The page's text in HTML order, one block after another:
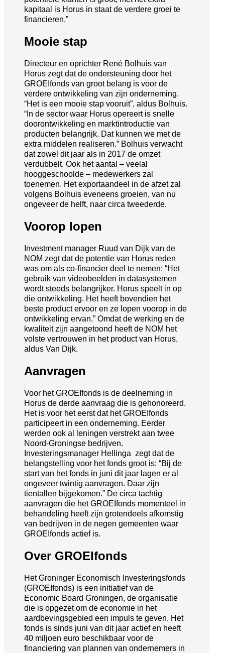
kapitaal is Horus in staat de verdere groei te
financieren.”
Mooie stap
Directeur en oprichter René Bolhuis van
Horus zegt dat de ondersteuning door het
GROEIfonds van groot belang is voor de
verdere ontwikkeling van zijn onderneming.
“Het is een mooie stap vooruit”, aldus Bolhuis.
“In de sector waar Horus opereert is snelle
doorontwikkeling en marktintroductie van
producten belangrijk. Dat kunnen we met de
extra middelen realiseren.” Bolhuis verwacht
dat zowel dit jaar als in 2017 de omzet
verdubbelt. Ook het aantal – veelal
hooggeschoolde – medewerkers zal
toenemen. Het exportaandeel in de afzet zal
volgens Bolhuis eveneens groeien, van nu
ongeveer de helft, naar circa tweederde.
Voorop lopen
Investment manager Ruud van Dijk van de
NOM zegt dat de potentie van Horus reden
was om als co-financier deel te nemen: “Het
gebruik van videobeelden in datasystemen
wordt steeds belangrijker. Horus speelt in op
die ontwikkeling. Het heeft bovendien het
beste product ervoor en ze lopen voorop in de
ontwikkeling ervan.” Omdat de werking en de
kwaliteit zijn aangetoond heeft de NOM het
volste vertrouwen in het product van Horus,
aldus Van Dijk.
Aanvragen
Voor het GROEIfonds is de deelneming in
Horus de derde aanvraag die is gehonoreerd.
Het is voor het eerst dat het GROEIfonds
participeert in een onderneming. Eerder
werden ook al leningen verstrekt aan twee
Noord-Groningse bedrijven.
Investeringsmanager Hellinga zegt dat de
belangstelling voor het fonds groot is: “Bij de
start van het fonds in juni dit jaar lagen er al
ongeveer twintig aanvragen. Daar zijn
tientallen bijgekomen.” De circa tachtig
aanvragen die het GROEIfonds momenteel in
behandeling heeft zijn grotendeels afkomstig
van bedrijven in de negen gemeenten waar
GROEIfonds actief is.
Over GROEIfonds
Het Groninger Economisch Investeringsfonds
(GROEIfonds) is een initiatief van de
Economic Board Groningen, de organisatie
die is opgezet om de economie in het
aardbevingsgebied een impuls te geven. Het
fonds is sinds juni van dit jaar actief en heeft
40 miljoen euro beschikbaar voor de
financiering van plannen van ondernemers in